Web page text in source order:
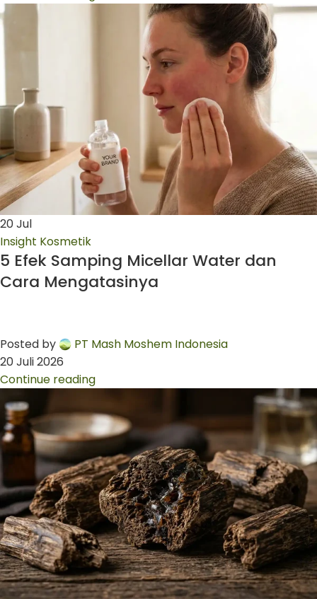
20Jul
Insight Kosmetik
5 Efek Samping Micellar Water dan
Cara Mengatasinya
Posted by
PT Mash Moshem Indonesia
20 Juli 2026
Continue reading